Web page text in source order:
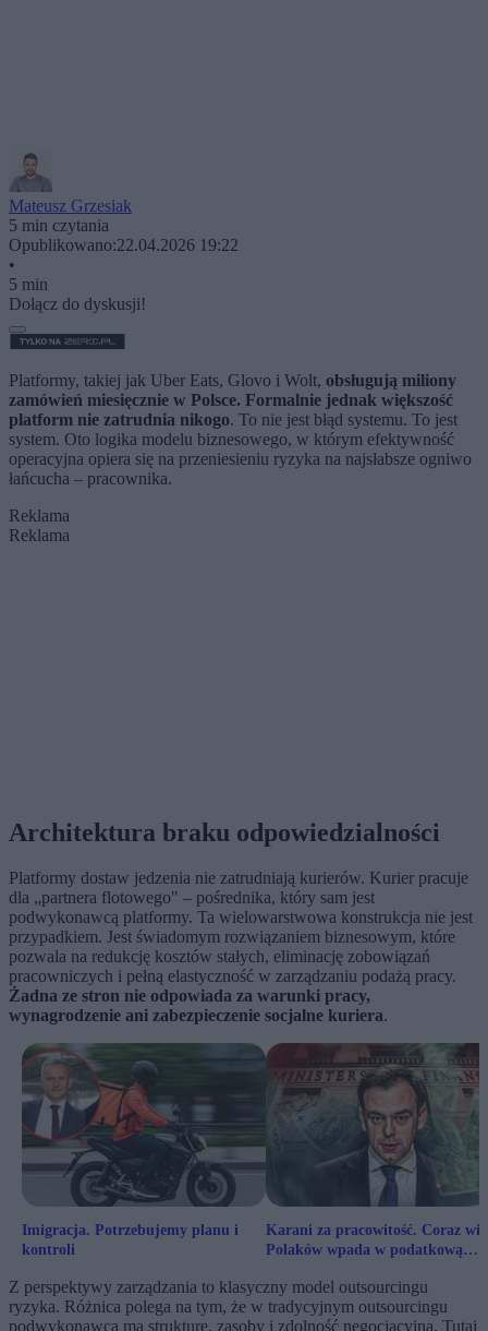
Mateusz Grzesiak
5 min czytania
Opublikowano:22.04.2026 19:22
•
5 min
Dołącz do dyskusji!
Platformy, takiej jak Uber Eats, Glovo i Wolt, obsługują miliony
zamówień miesięcznie w Polsce. Formalnie jednak większość
platform nie zatrudnia nikogo. To nie jest błąd systemu. To jest
system. Oto logika modelu biznesowego, w którym efektywność
operacyjna opiera się na przeniesieniu ryzyka na najsłabsze ogniwo
łańcucha – pracownika.
Reklama
Reklama
Architektura braku odpowiedzialności
Platformy dostaw jedzenia nie zatrudniają kurierów. Kurier pracuje
dla „partnera flotowego" – pośrednika, który sam jest
podwykonawcą platformy. Ta wielowarstwowa konstrukcja nie jest
przypadkiem. Jest świadomym rozwiązaniem biznesowym, które
pozwala na redukcję kosztów stałych, eliminację zobowiązań
pracowniczych i pełną elastyczność w zarządzaniu podażą pracy.
Żadna ze stron nie odpowiada za warunki pracy,
wynagrodzenie ani zabezpieczenie socjalne kuriera.
Imigracja. Potrzebujemy planu i
kontroli
Karani za pracowitość. Coraz
Polaków wpada w podatkową
Z perspektywy zarządzania to klasyczny model outsourcingu
ryzyka. Różnica polega na tym, że w tradycyjnym outsourcingu
podwykonawca ma strukturę, zasoby i zdolność negocjacyjną. Tutaj